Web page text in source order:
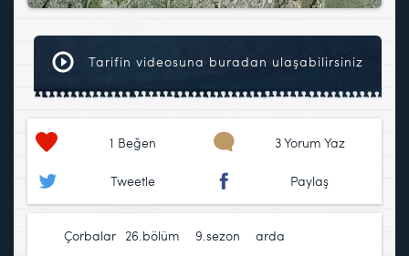
Tarifin videosuna buradan ulaşabilirsiniz
1 Beğen 3 Yorum Yaz
Tweetle Paylaş
Çorbalar 26.bölüm 9.sezon
arda